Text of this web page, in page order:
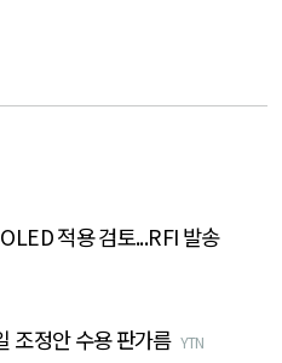
적용 검토...RFI 발송
조정안 수용 판가름 YTN